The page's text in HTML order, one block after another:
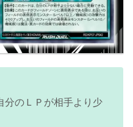
分のＬＰが相手より少